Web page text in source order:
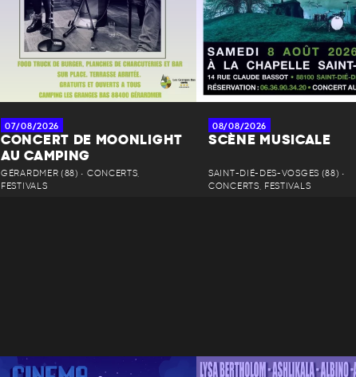
07/08/2026
CONCERT DE MOONLIGHT
AU CAMPING
GÉRARDMER (88) • CONCERTS,
FESTIVALS
08/08/2026
SCÈNE MUSICALE
SAINT-DIÉ-DES-VOSGES (88) •
CONCERTS, FESTIVALS